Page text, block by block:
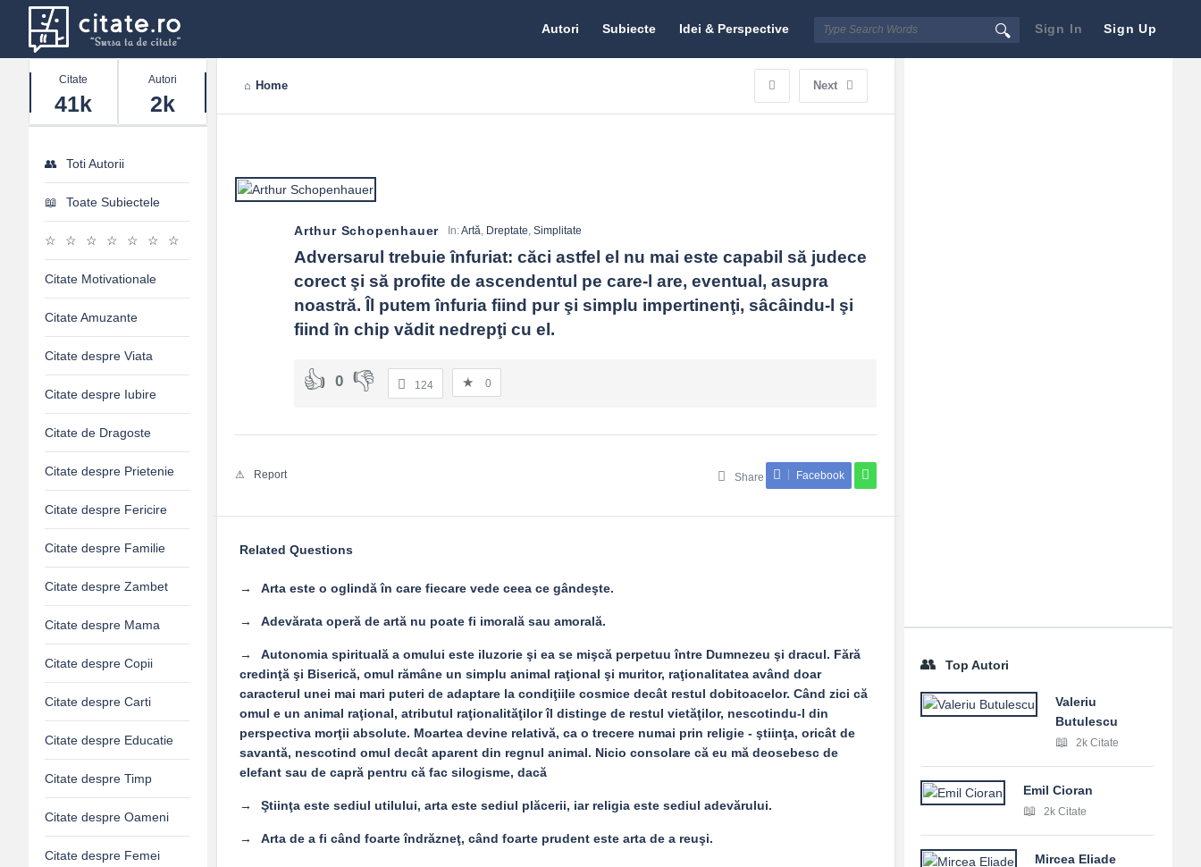
Sign In Sign Up
Citate.ro
Autori Subiecte Idei & Perspective
Home Next
Arthur Schopenhauer In:Artă, Dreptate,Simplitate
Adversarul trebuie înfuriat: căci astfel el nu mai este capabil să judece
corect şi să profite de ascendentul pe care-l are, eventual, asupra
noastră. Îl putem înfuria fiind pur şi simplu impertinenţi, sâcâindu-l şi
fiind în chip vădit nedrepţi cu el.
0 124 0
Share Facebook
Report
Related Questions
Arta este o oglindă în care fiecare vede ceea ce gândeşte.
Adevărata operă de artă nu poate fi imorală sau amorală.
Autonomia spirituală a omului este iluzorie şi ea se mişcă perpetuu între Dumnezeu şi dracul. Fără
credinţă şi Biserică, omul rămâne un simplu animal raţional şi muritor, raţionalitatea având doar
caracterul unei mai mari puteri de adaptare la condiţiile cosmice decât restul dobitoacelor. Când zici că
omul e un animal raţional, atributul raţionalităţilor îl distinge de restul vietăţilor, nescotindu-l din
perspectiva morţii absolute. Moartea devine relativă, ca o trecere numai prin religie - ştiinţa, oricât de
savantă, nescotind omul decât aparent din regnul animal. Nicio consolare că eu mă deosebesc de
elefant sau de capră pentru că fac silogisme, dacă
Ştiinţa este sediul utilului, arta este sediul plăcerii, iar religia este sediul adevărului.
Arta de a fi când foarte îndrăzneţ, când foarte prudent este arta de a reuşi.
Top Autori
Valeriu
Butulescu
2k Citate
Emil Cioran
2k Citate
Mircea Eliade
Stats
Citate
41k
Autori
2k
Toti Autorii
Toate Subiectele
Citate Motivationale
Citate Amuzante
Citate despre Viata
Citate despre Iubire
Citate de Dragoste
Citate despre Prietenie
Citate despre Fericire
Citate despre Familie
Citate despre Zambet
Citate despre Mama
Citate despre Copii
Citate despre Carti
Citate despre Educatie
Citate despre Timp
Citate despre Oameni
Citate despre Femei